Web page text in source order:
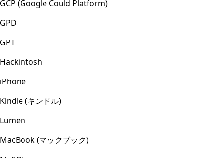
GCP (Google Could Platform)
GPD
GPT
Hackintosh
iPhone
Kindle (キンドル)
Lumen
MacBook (マックブック)